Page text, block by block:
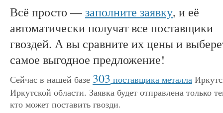
Всё просто —заполните заявку, и её
автоматически получат все поставщики
гвоздей. А вы сравните их цены и
самое выгодное предложение!
Сейчас в нашей базе 303 поставщика металла
Иркутской области. Заявка будет отправлена только
кто может поставить гвозди.